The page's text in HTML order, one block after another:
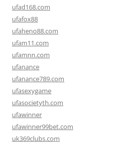
ufad168.com
ufafox88
ufaheno88.com
ufam11.com
ufamnn.com
ufanance
ufanance789.com
ufasexygame
ufasocietyth.com
ufawinner
ufawinner99bet.com
uk369clubs.com